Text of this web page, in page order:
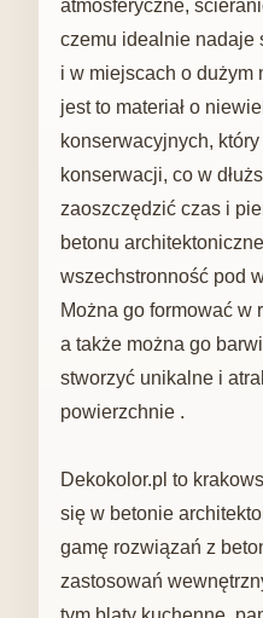
atmosferyczne,
czemu idealnie nadaje
i w miejscach o dużym
jest to materiał o
konserwacyjnych,
konserwacji, co w
zaoszczędzić czas i
betonu
wszechstronność pod
Można go formować w
a także można go
stworzyć unikalne i
powierzchnie .
Dekokolor.pl to
się w betonie
gamę rozwiązań z
zastosowań